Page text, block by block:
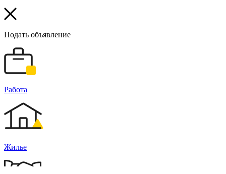
Подать объявление
Работа
Жилье